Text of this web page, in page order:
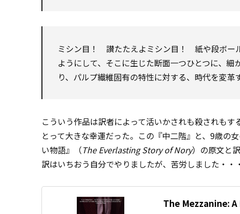
ミシン目！ 讃たたえよミシン目！ 紙や段ボー
ようにして、そこに生じた断面一つひとつに、
り、パルプ繊維固有の特性に対する、時代を変革
こういう作品は訳者によって活いかされも殺されも
とって大きな幸運だった。この『中二階』と、9歳の
い物語』（The Everlasting Story of Nory）の原文と
訳はいちおう自分でやりましたが、苦労しました・・
The Mezzanine: